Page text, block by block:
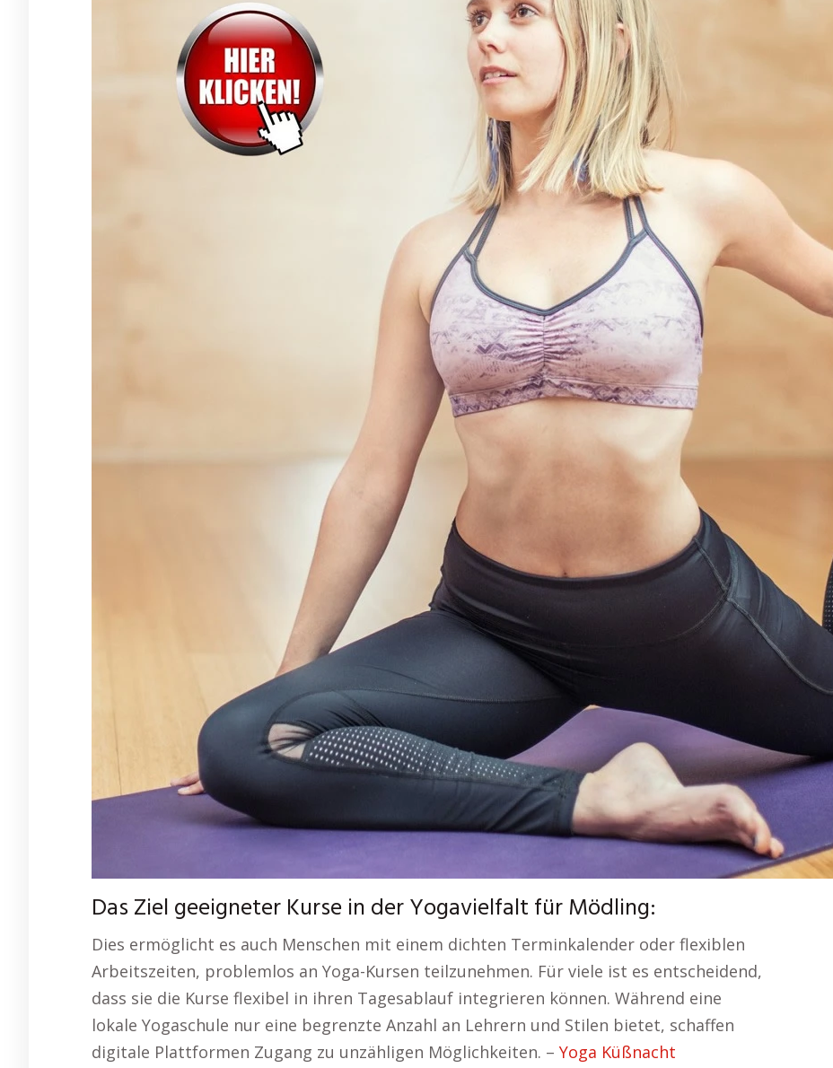
Das Ziel geeigneter Kurse in der Yogavielfalt für Mödling:
Dies ermöglicht es auch Menschen mit einem dichten Terminkalender oder flexiblen
Arbeitszeiten, problemlos an Yoga-Kursen teilzunehmen. Für viele ist es entscheidend,
dass sie die Kurse flexibel in ihren Tagesablauf integrieren können. Während eine
lokale Yogaschule nur eine begrenzte Anzahl an Lehrern und Stilen bietet, schaffen
digitale Plattformen Zugang zu unzähligen Möglichkeiten. – Yoga Küßnacht